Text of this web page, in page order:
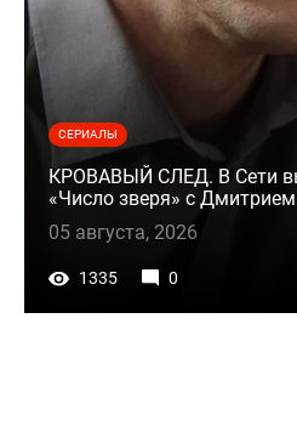
СЕРИАЛЫ
КРОВАВЫЙ СЛЕД. В Сети
«Число зверя» с
05 августа, 2026
1335 0